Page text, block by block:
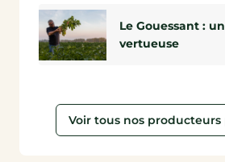
Le Gouessant :
vertueuse
Voir tous nos